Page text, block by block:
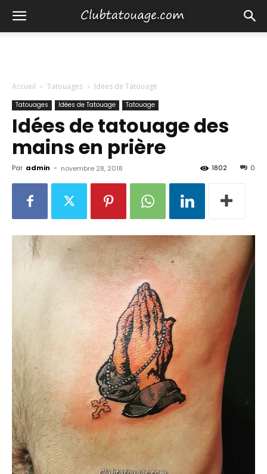
Accueil Tatouages Idées de Tatouage
Tatouages Idées de Tatouage Tatouage
Idées de tatouage des
mains en prière
Par admin - novembre 28, 2018 0
1802